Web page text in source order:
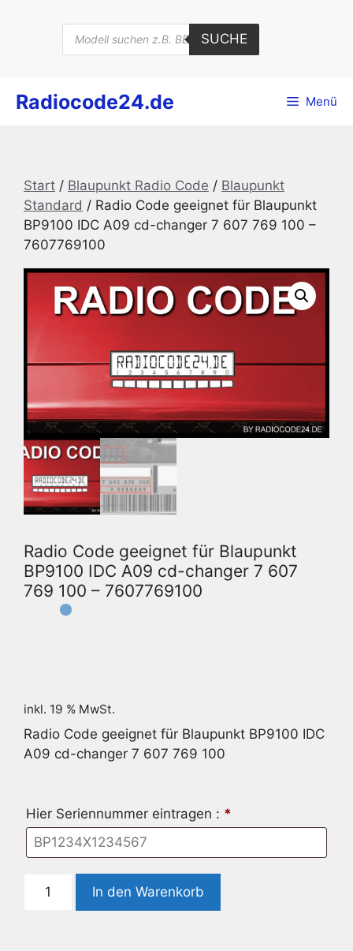
Products
search
SUCHE
Radiocode24.de Menü
Start / Blaupunkt Radio Code / Blaupunkt
Standard / Radio Code geeignet für Blaupunkt
BP9100 IDC A09 cd-changer 7 607 769 100 –
7607769100
Radio Code geeignet für Blaupunkt
BP9100 IDC A09 cd-changer 7 607
769 100 – 7607769100
inkl. 19 % MwSt.
Radio Code geeignet für Blaupunkt BP9100 IDC
A09 cd-changer 7 607 769 100
Hier Seriennummer eintragen : *
Code
In den Warenkorb